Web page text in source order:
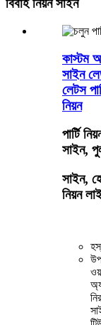
বিবাহ নিয়ন সাইন
কাস্টম
সাইন
লেটস
নিয়ন
পার্টি
সাইন, পুল
সাইন,
নিয়ন